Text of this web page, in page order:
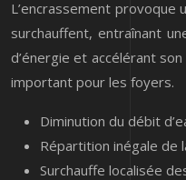
L’encrassement
surchauffent, entraînant
d’énergie et accélérant
important pour les foyers.
Diminution du débit
Répartition inégale de
Surchauffe localisée